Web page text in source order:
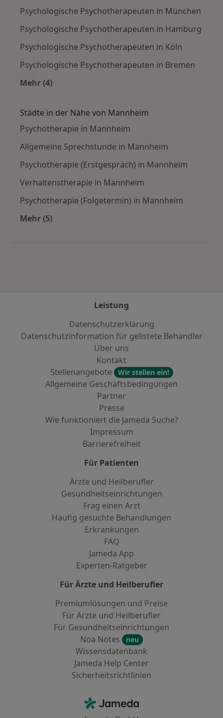
Psychologische Psychotherapeuten in München
Psychologische Psychotherapeuten in Hamburg
Psychologische Psychotherapeuten in Köln
Psychologische Psychotherapeuten in Bremen
Mehr (4)
Städte in der Nähe von Mannheim
Psychotherapie in Mannheim
Allgemeine Sprechstunde in Mannheim
Psychotherapie (Erstgespräch) in Mannheim
Verhaltenstherapie in Mannheim
Psychotherapie (Folgetermin) in Mannheim
Mehr (5)
Leistung
Datenschutzerklärung
Datenschutzinformation für gelistete Behandler
Über uns
Kontakt
Stellenangebote
Wir stellen ein!
Allgemeine Geschäftsbedingungen
Partner
Presse
Wie funktioniert die Jameda Suche?
Impressum
Barrierefreiheit
Für Patienten
Ärzte und Heilberufler
Gesundheitseinrichtungen
Frag einen Arzt
Häufig gesuchte Behandlungen
Erkrankungen
FAQ
Jameda App
Experten-Ratgeber
Für Ärzte und Heilberufler
Premiumlösungen und Preise
Für Ärzte und Heilberufler
Für Gesundheitseinrichtungen
Noa Notes
neu
Wissensdatenbank
Jameda Help Center
Sicherheitsrichtlinien
Jameda - Startseite